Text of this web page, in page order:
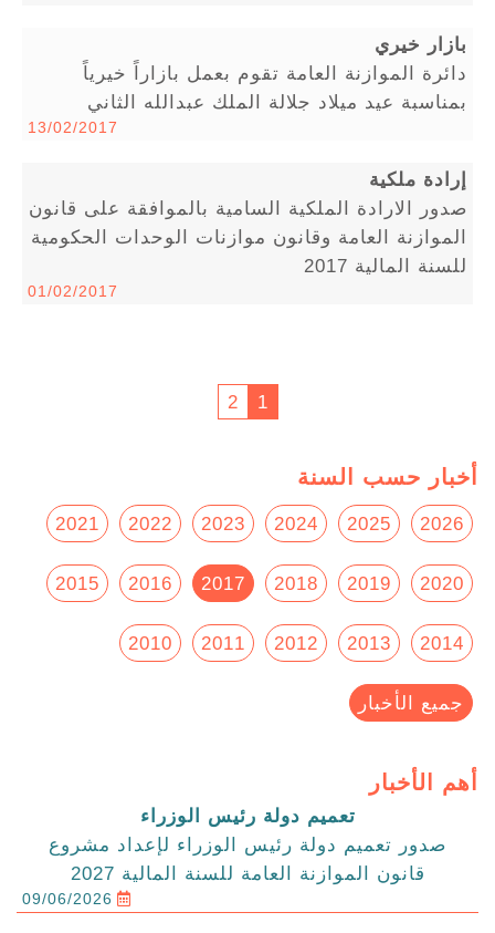
بازار خيري
دائرة الموازنة العامة تقوم بعمل بازاراً خيرياً
بمناسبة عيد ميلاد جلالة الملك عبدالله الثاني
13/02/2017
إرادة ملكية
صدور الارادة الملكية السامية بالموافقة على قانون
الموازنة العامة وقانون موازنات الوحدات الحكومية
للسنة المالية 2017
01/02/2017
1
2
أخبار حسب السنة
2026
2025
2024
2023
2022
2021
2020
2019
2018
2017
2016
2015
2014
2013
2012
2011
2010
جميع الأخبار
أهم الأخبار
تعميم دولة رئيس الوزراء
صدور تعميم دولة رئيس الوزراء لإعداد مشروع
قانون الموازنة العامة للسنة المالية 2027
09/06/2026